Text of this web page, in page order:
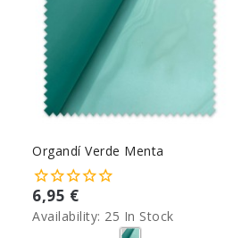
Organdí Verde Menta
6,95 €
Availability: 25 In Stock